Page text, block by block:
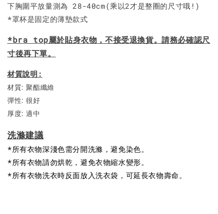
下胸圍平放量測為 28-40cm(乘以2才是整圈的尺寸哦!)
*罩杯是固定的薄墊款式
*bra top屬於貼身衣物，不接受退換貨。請務必確認尺
寸後再下單。
材質說明:
材質: 聚酯纖維
彈性: 很好
厚度: 適中
洗滌建議
*所有衣物深淺色需分開洗滌，避免染色。
*所有衣物請勿烘乾，避免衣物縮水變形。
*所有衣物洗衣時反面放入洗衣袋，可延長衣物壽命。